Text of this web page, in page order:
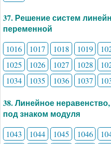
37. Решение систем
переменной
1016 1017 1018 1019
1025
1026 1027 1028
1034
1035 1036 1037
38. Линейное
под знаком модуля
1043 1044 1045 1046